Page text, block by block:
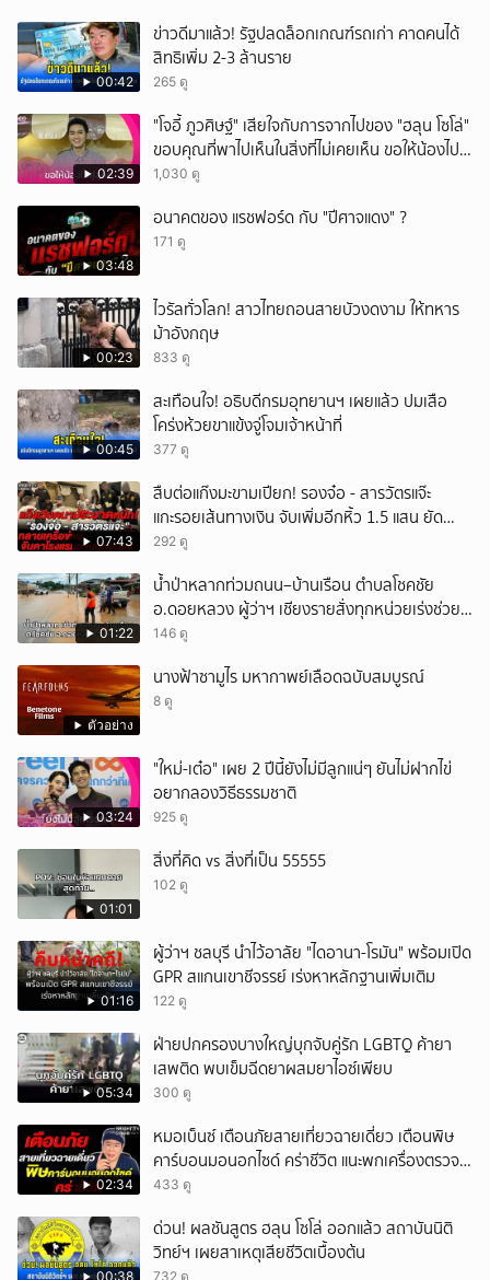
00:42
ข่าวดีมาแล้ว! รัฐปลดล็อกเกณฑ์รถเก่า คาดคนได้
สิทธิเพิ่ม 2-3 ล้านราย
265 ดู
02:39
"โจอี้ ภูวศิษฐ์" เสียใจกับการจากไปของ "ฮลุน โซโล่"
ขอบคุณที่พาไปเห็นในสิ่งที่ไม่เคยเห็น ขอให้น้องไปสู่
สุคติ
1,030 ดู
03:48
อนาคตของ แรชฟอร์ด กับ "ปีศาจแดง" ?
171 ดู
00:23
ไวรัลทั่วโลก! สาวไทยถอนสายบัวงดงาม ให้ทหาร
ม้าอังกฤษ
833 ดู
00:45
สะเทือนใจ! อธิบดีกรมอุทยานฯ เผยแล้ว ปมเสือ
โคร่งห้วยขาแข้งจู่โจมเจ้าหน้าที่
377 ดู
07:43
สืบต่อแก๊งมะขามเปียก! รองจ๋อ - สารวัตรแจ๊ะ
แกะรอยเส้นทางเงิน จับเพิ่มอีกหิ้ว 1.5 แสน ยัด
สินบน
292 ดู
01:22
น้ำป่าหลากท่วมถนน–บ้านเรือน ตำบลโชคชัย
อ.ดอยหลวง ผู้ว่าฯ เชียงรายสั่งทุกหน่วยเร่งช่วย
เหลือประชาชน
146 ดู
ตัวอย่าง
นางฟ้าซามูไร มหากาพย์เลือดฉบับสมบูรณ์
8 ดู
03:24
"ใหม่-เต๋อ" เผย 2 ปีนี้ยังไม่มีลูกแน่ๆ ยันไม่ฝากไข่
อยากลองวิธีธรรมชาติ
925 ดู
01:01
สิ่งที่คิด vs สิ่งที่เป็น 55555
102 ดู
01:16
ผู้ว่าฯ ชลบุรี นำไว้อาลัย "ไดอานา-โรมัน" พร้อมเปิด
GPR สแกนเขาชีจรรย์ เร่งหาหลักฐานเพิ่มเติม
122 ดู
05:34
ฝ่ายปกครองบางใหญ่บุกจับคู่รัก LGBTQ ค้ายา
เสพติด พบเข็มฉีดยาผสมยาไอซ์เพียบ
300 ดู
02:34
หมอเบ็นซ์ เตือนภัยสายเที่ยวฉายเดี่ยว เตือนพิษ
คาร์บอนมอนอกไซด์ คร่าชีวิต แนะพกเครื่องตรวจ
วัดติดตัว
433 ดู
00:38
ด่วน! ผลชันสูตร ฮลุน โซโล่ ออกแล้ว สถาบันนิติ
วิทย์ฯ เผยสาเหตุเสียชีวิตเบื้องต้น
732 ดู